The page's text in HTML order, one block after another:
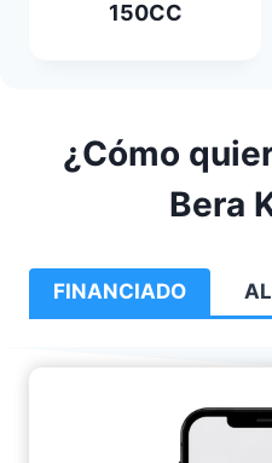
150CC
¿Cómo
Bera
FINANCIADO